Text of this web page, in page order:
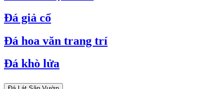
Đá giả cổ
Đá hoa văn trang trí
Đá khò lửa